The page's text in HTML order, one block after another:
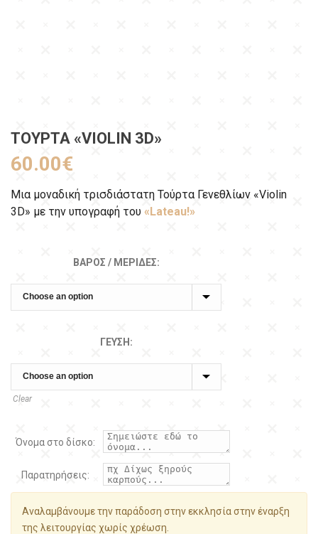
ΤΟΎΡΤΑ «VIOLIN 3D»
60.00€
Μια μοναδική τρισδιάστατη Τούρτα Γενεθλίων «Violin
3D» με την υπογραφή του «Lateau!»
ΒΆΡΟΣ / ΜΕΡΊΔΕΣ:
ΓΕΎΣΗ:
Clear
Όνομα στο δίσκο:
Παρατηρήσεις:
Αναλαμβάνουμε την παράδοση στην εκκλησία στην έναρξη
της λειτουργίας χωρίς χρέωση.